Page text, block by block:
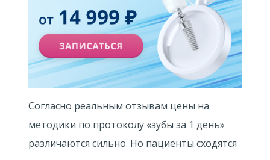
Согласно реальным отзывам цены на
методики по протоколу «зубы за 1 день»
различаются сильно. Но пациенты сходятся